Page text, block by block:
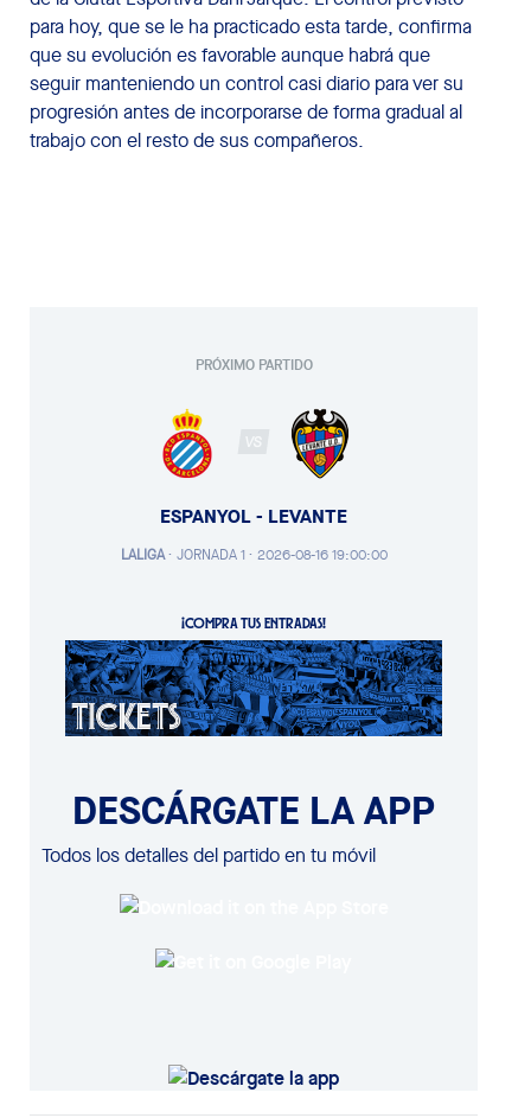
para hoy, que se le ha practicado esta tarde, confirma
que su evolución es favorable aunque habrá que
seguir manteniendo un control casi diario para ver su
progresión antes de incorporarse de forma gradual al
trabajo con el resto de sus compañeros.
PRÓXIMO PARTIDO
VS
ESPANYOL - LEVANTE
LALIGA· JORNADA 1 · 2026-08-16 19:00:00
¡COMPRA TUS ENTRADAS!
DESCÁRGATE LA APP
Todos los detalles del partido en tu móvil